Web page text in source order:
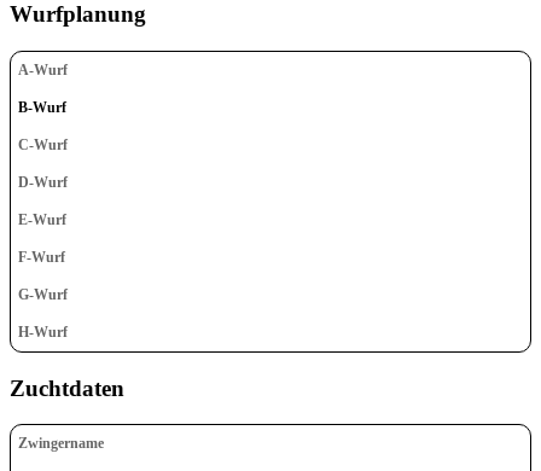
Wurfplanung
A-Wurf
B-Wurf
C-Wurf
D-Wurf
E-Wurf
F-Wurf
G-Wurf
H-Wurf
Zuchtdaten
Zwingername